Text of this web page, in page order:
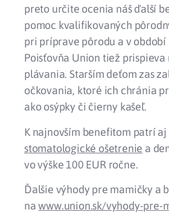
preto určite ocenia náš ďalší
pomoc kvalifikovaných
pri príprave pôrodu a v období
Poisťovňa Union tiež prispieva
plávania. Starším deťom zas
očkovania, ktoré ich chránia
ako osýpky či čierny kašeľ.
K najnovším benefitom patrí aj
stomatologické ošetrenie a
vo výške 100 EUR ročne.
Ďalšie výhody pre mamičky a
nawww.union.sk/vyhody-pre-